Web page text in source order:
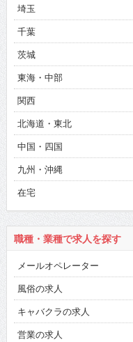
埼玉
千葉
茨城
東海・中部
関西
北海道・東北
中国・四国
九州・沖縄
在宅
職種・業種で求人を探す
メールオペレーター
風俗の求人
キャバクラの求人
営業の求人